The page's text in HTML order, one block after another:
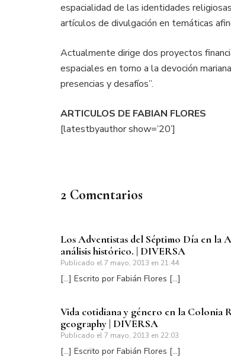
espacialidad de las identidades
artículos de divulgación en temáticas
Actualmente dirige dos proyectos
espaciales en torno a la devoción
presencias y desafíos”.
ARTICULOS DE FABIAN FLORES
[latestbyauthor show=’20’]
2 Comentarios
Los Adventistas del Séptimo Día en la
análisis histórico. | DIVERSA
Publicado el7 mayo, 2013 en 21:44
[…] Escrito por Fabián Flores […]
Vida cotidiana y género en la Colonia
geography | DIVERSA
Publicado el7 mayo, 2013 en 22:03
[…] Escrito por Fabián Flores […]